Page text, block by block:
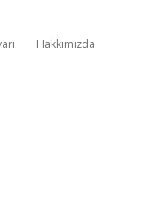
Hakkımızda